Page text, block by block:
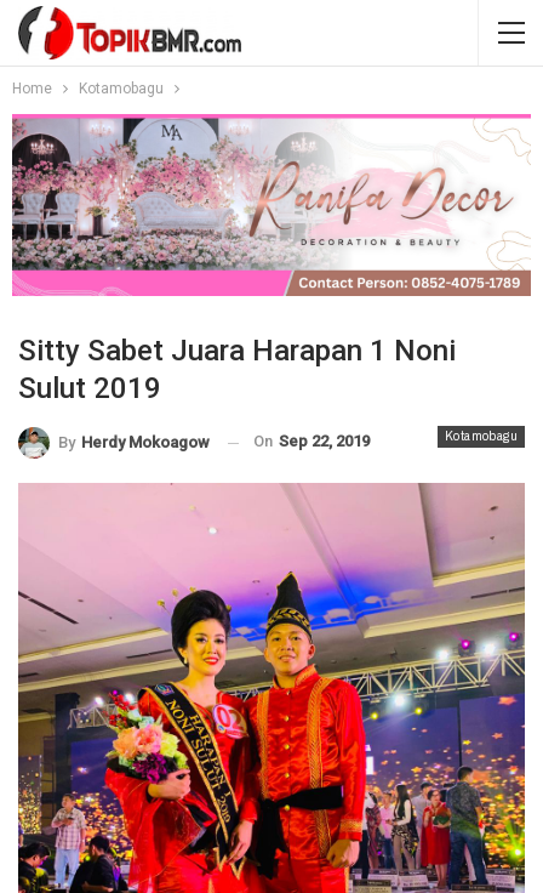
Home Kotamobagu
Sitty Sabet Juara Harapan 1 Noni
Sulut 2019
Kotamobagu
By Herdy Mokoagow On Sep 22, 2019